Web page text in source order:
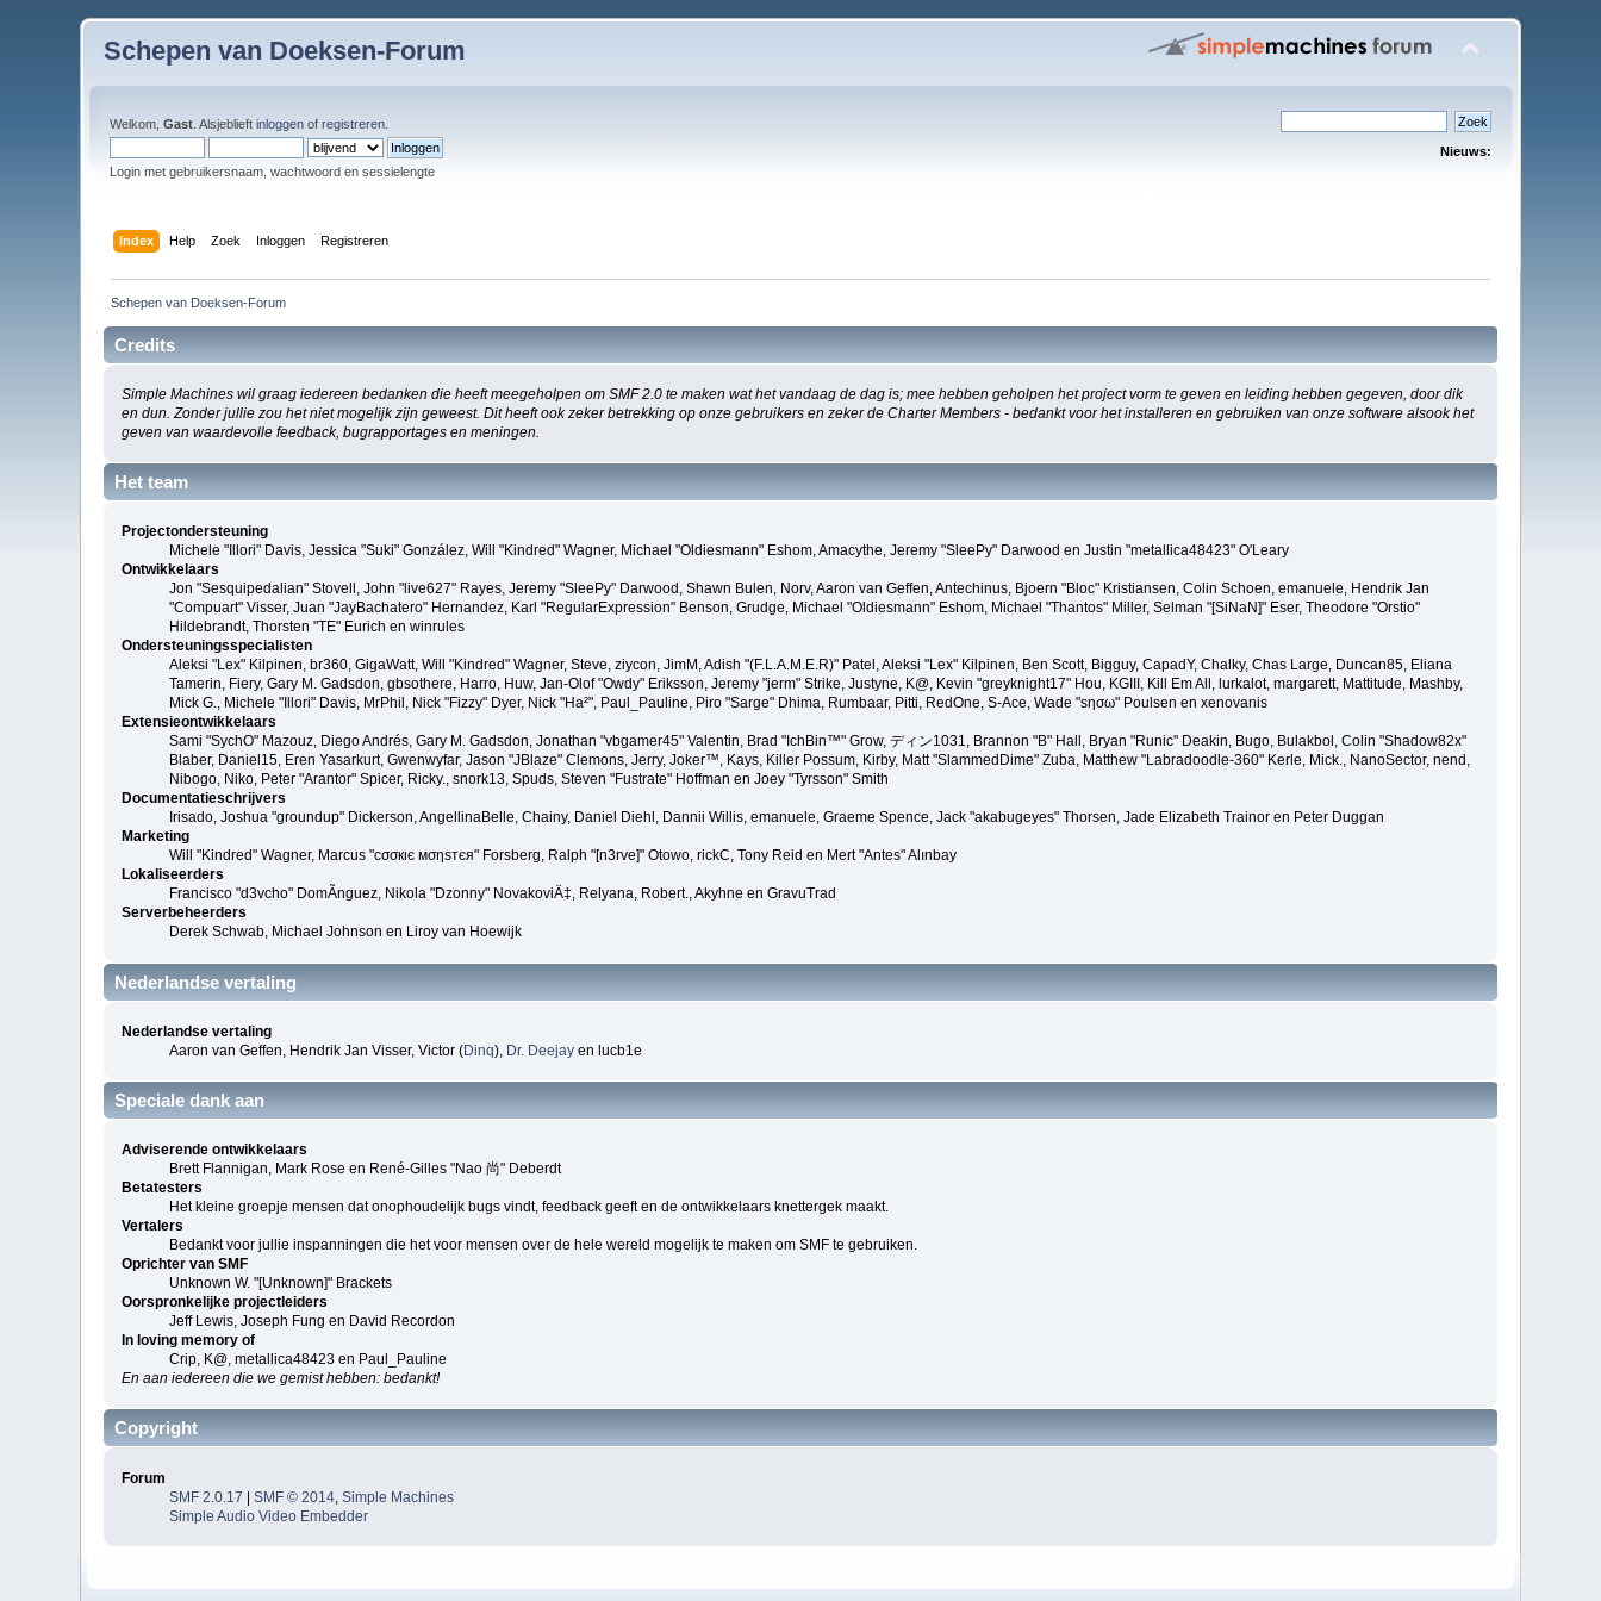
Schepen van Doeksen-Forum
Welkom,Gast . Alsjeblieftinloggen ofregistreren
Login met gebruikersnaam, wachtwoord en sessielengte
Nieuws:
Index Help Zoek Inloggen Registreren
Schepen van Doeksen-Forum
Credits
Simple Machines wil graag iedereen bedanken die heeft meegeholpen om SMF 2.0 te maken wat het vandaag de dag is; mee hebben geholpen het project vorm te geven en leiding hebben gegeven, door dik
en dun. Zonder jullie zou het niet mogelijk zijn geweest. Dit heeft ook zeker betrekking op onze gebruikers en zeker de Charter Members - bedankt voor het installeren en gebruiken van onze software alsook het
geven van waardevolle feedback, bugrapportages en meningen.
Het team
Projectondersteuning
Michele "Illori" Davis, Jessica "Suki" González, Will "Kindred" Wagner, Michael "Oldiesmann" Eshom, Amacythe, Jeremy "SleePy" Darwood en Justin "metallica48423" O'Leary
Ontwikkelaars
Jon "Sesquipedalian" Stovell, John "live627" Rayes, Jeremy "SleePy" Darwood, Shawn Bulen, Norv, Aaron van Geffen, Antechinus, Bjoern "Bloc" Kristiansen, Colin Schoen, emanuele, Hendrik Jan
"Compuart" Visser, Juan "JayBachatero" Hernandez, Karl "RegularExpression" Benson, Grudge, Michael "Oldiesmann" Eshom, Michael "Thantos" Miller, Selman "[SiNaN]" Eser, Theodore "Orstio"
Hildebrandt, Thorsten "TE" Eurich en winrules
Ondersteuningsspecialisten
Aleksi "Lex" Kilpinen, br360, GigaWatt, Will "Kindred" Wagner, Steve, ziycon, JimM, Adish "(F.L.A.M.E.R)" Patel, Aleksi "Lex" Kilpinen, Ben Scott, Bigguy, CapadY, Chalky, Chas Large, Duncan85, Eliana
Tamerin, Fiery, Gary M. Gadsdon, gbsothere, Harro, Huw, Jan-Olof "Owdy" Eriksson, Jeremy "jerm" Strike, Justyne, K@, Kevin "greyknight17" Hou, KGIII, Kill Em All, lurkalot, margarett, Mattitude, Mashby,
Mick G., Michele "Illori" Davis, MrPhil, Nick "Fizzy" Dyer, Nick "Ha²", Paul_Pauline, Piro "Sarge" Dhima, Rumbaar, Pitti, RedOne, S-Ace, Wade "sησω" Poulsen en xenovanis
Extensieontwikkelaars
Sami "SychO" Mazouz, Diego Andrés, Gary M. Gadsdon, Jonathan "vbgamer45" Valentin, Brad "IchBin™" Grow, ディン1031, Brannon "B" Hall, Bryan "Runic" Deakin, Bugo, Bulakbol, Colin "Shadow82x"
Blaber, Daniel15, Eren Yasarkurt, Gwenwyfar, Jason "JBlaze" Clemons, Jerry, Joker™, Kays, Killer Possum, Kirby, Matt "SlammedDime" Zuba, Matthew "Labradoodle-360" Kerle, Mick., NanoSector, nend,
Nibogo, Niko, Peter "Arantor" Spicer, Ricky., snork13, Spuds, Steven "Fustrate" Hoffman en Joey "Tyrsson" Smith
Documentatieschrijvers
Irisado, Joshua "groundup" Dickerson, AngellinaBelle, Chainy, Daniel Diehl, Dannii Willis, emanuele, Graeme Spence, Jack "akabugeyes" Thorsen, Jade Elizabeth Trainor en Peter Duggan
Marketing
Will "Kindred" Wagner, Marcus "cσσкιє мσηѕтєя" Forsberg, Ralph "[n3rve]" Otowo, rickC, Tony Reid en Mert "Antes" Alınbay
Lokaliseerders
Francisco "d3vcho" DomÃ­nguez, Nikola "Dzonny" NovakoviÄ‡, Relyana, Robert., Akyhne en GravuTrad
Serverbeheerders
Derek Schwab, Michael Johnson en Liroy van Hoewijk
Nederlandse vertaling
Nederlandse vertaling
Aaron van Geffen, Hendrik Jan Visser, Victor (Dinq), Dr. Deejay en lucb1e
Speciale dank aan
Adviserende ontwikkelaars
Brett Flannigan, Mark Rose en René-Gilles "Nao 尚" Deberdt
Betatesters
Het kleine groepje mensen dat onophoudelijk bugs vindt, feedback geeft en de ontwikkelaars knettergek maakt.
Vertalers
Bedankt voor jullie inspanningen die het voor mensen over de hele wereld mogelijk te maken om SMF te gebruiken.
Oprichter van SMF
Unknown W. "[Unknown]" Brackets
Oorspronkelijke projectleiders
Jeff Lewis, Joseph Fung en David Recordon
In loving memory of
Crip, K@, metallica48423 en Paul_Pauline
En aan iedereen die we gemist hebben: bedankt!
Copyright
Forum
SMF 2.0.17 |SMF © 2014 ,Simple Machines
Simple Audio Video Embedder